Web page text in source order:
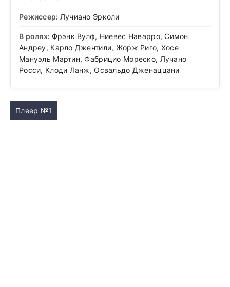
Режиссер: Лучиано Эрколи
В ролях: Фрэнк Вулф, Ниевес Наварро, Симон
Андреу, Карло Джентили, Жорж Риго, Хосе
Мануэль Мартин, Фабрицио Мореско, Лучано
Росси, Клоди Ланж, Освальдо Дженаццани
Плеер №1